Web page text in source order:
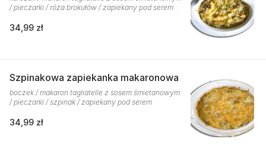
/ pieczarki / róża brokułów / zapiekany pod serem
34,99 zł
Szpinakowa zapiekanka makaronowa
boczek / makaron tagliatelle z sosem śmietanowym
/ pieczarki / szpinak / zapiekany pod serem
34,99 zł